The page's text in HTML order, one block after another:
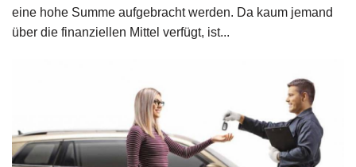
eine hohe Summe aufgebracht werden. Da kaum jemand
über die finanziellen Mittel verfügt, ist...